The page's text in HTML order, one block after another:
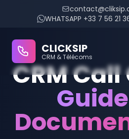
WHATSAPP +33 7 56 21
CLICKSIP
CRM & Télécoms
CRM Modules
Integrated IPBX
CRM